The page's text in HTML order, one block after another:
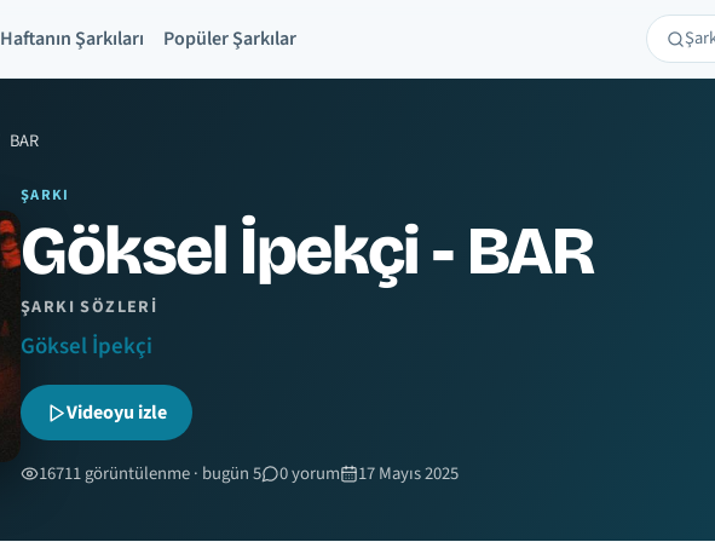
Haftanın Şarkıları Popüler Şarkılar Ara
BAR
ŞARKI
Göksel İpekçi - BAR
ŞARKI SÖZLERI
Göksel İpekçi
Videoyu izle
16711 görüntülenme · bugün 5 0 yorum 17 Mayıs 2025